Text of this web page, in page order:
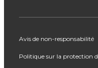
Avis de non-responsabilité
Politique sur la protection